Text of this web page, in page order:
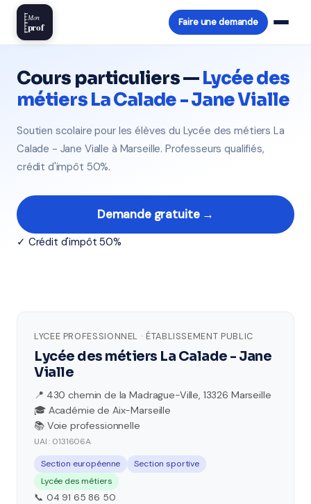
Mon
prof Faire une demande
Cours particuliers —Lycée des
métiers La Calade - Jane Vialle
Soutien scolaire pour les élèves du Lycée des métiers La
Calade - Jane Vialle à Marseille. Professeurs qualifiés,
crédit d'impôt 50%.
Demande gratuite →
✓ Crédit d'impôt 50%
LYCEE PROFESSIONNEL · ÉTABLISSEMENT PUBLIC
Lycée des métiers La Calade - Jane
Vialle
📍 430 chemin de la Madrague-Ville, 13326 Marseille
🎓 Académie de Aix-Marseille
📚 Voie professionnelle
UAI : 0131606A
Section européenne
Section sportive
Lycée des métiers
📞 04 91 65 86 50